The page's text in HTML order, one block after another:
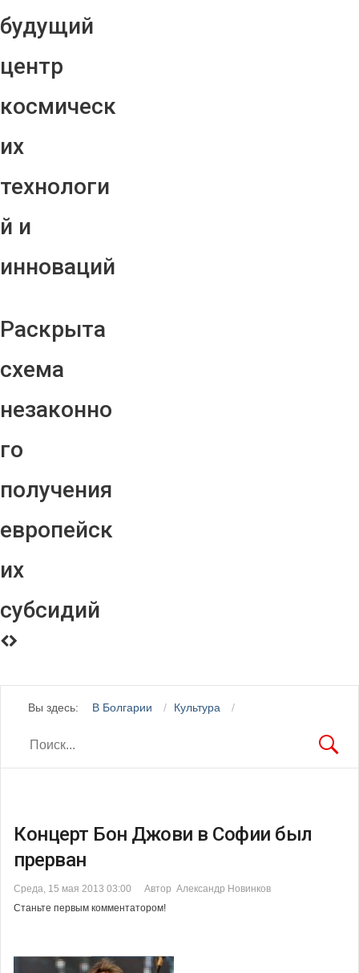
будущий
центр
космическ
их
технологи
й и
инноваций
Раскрыта
схема
незаконно
го
получения
европейск
их
субсидий
Вы здесь: В Болгарии Культура
Концерт Бон Джови в Софии был
прерван
Среда, 15 мая 2013 03:00
Автор Александр Новинков
Станьте первым комментатором!